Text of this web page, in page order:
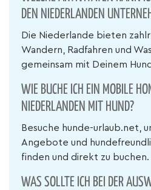
DEN NIEDERLANDEN
Die Niederlande bieten
Wandern, Radfahren und
gemeinsam mit Deinem
WIE BUCHE ICH EIN MOBILE
NIEDERLANDEN MIT HUND?
Besuche hunde-urlaub.net,
Angebote und
finden und direkt zu buchen.
WAS SOLLTE ICH BEI DER